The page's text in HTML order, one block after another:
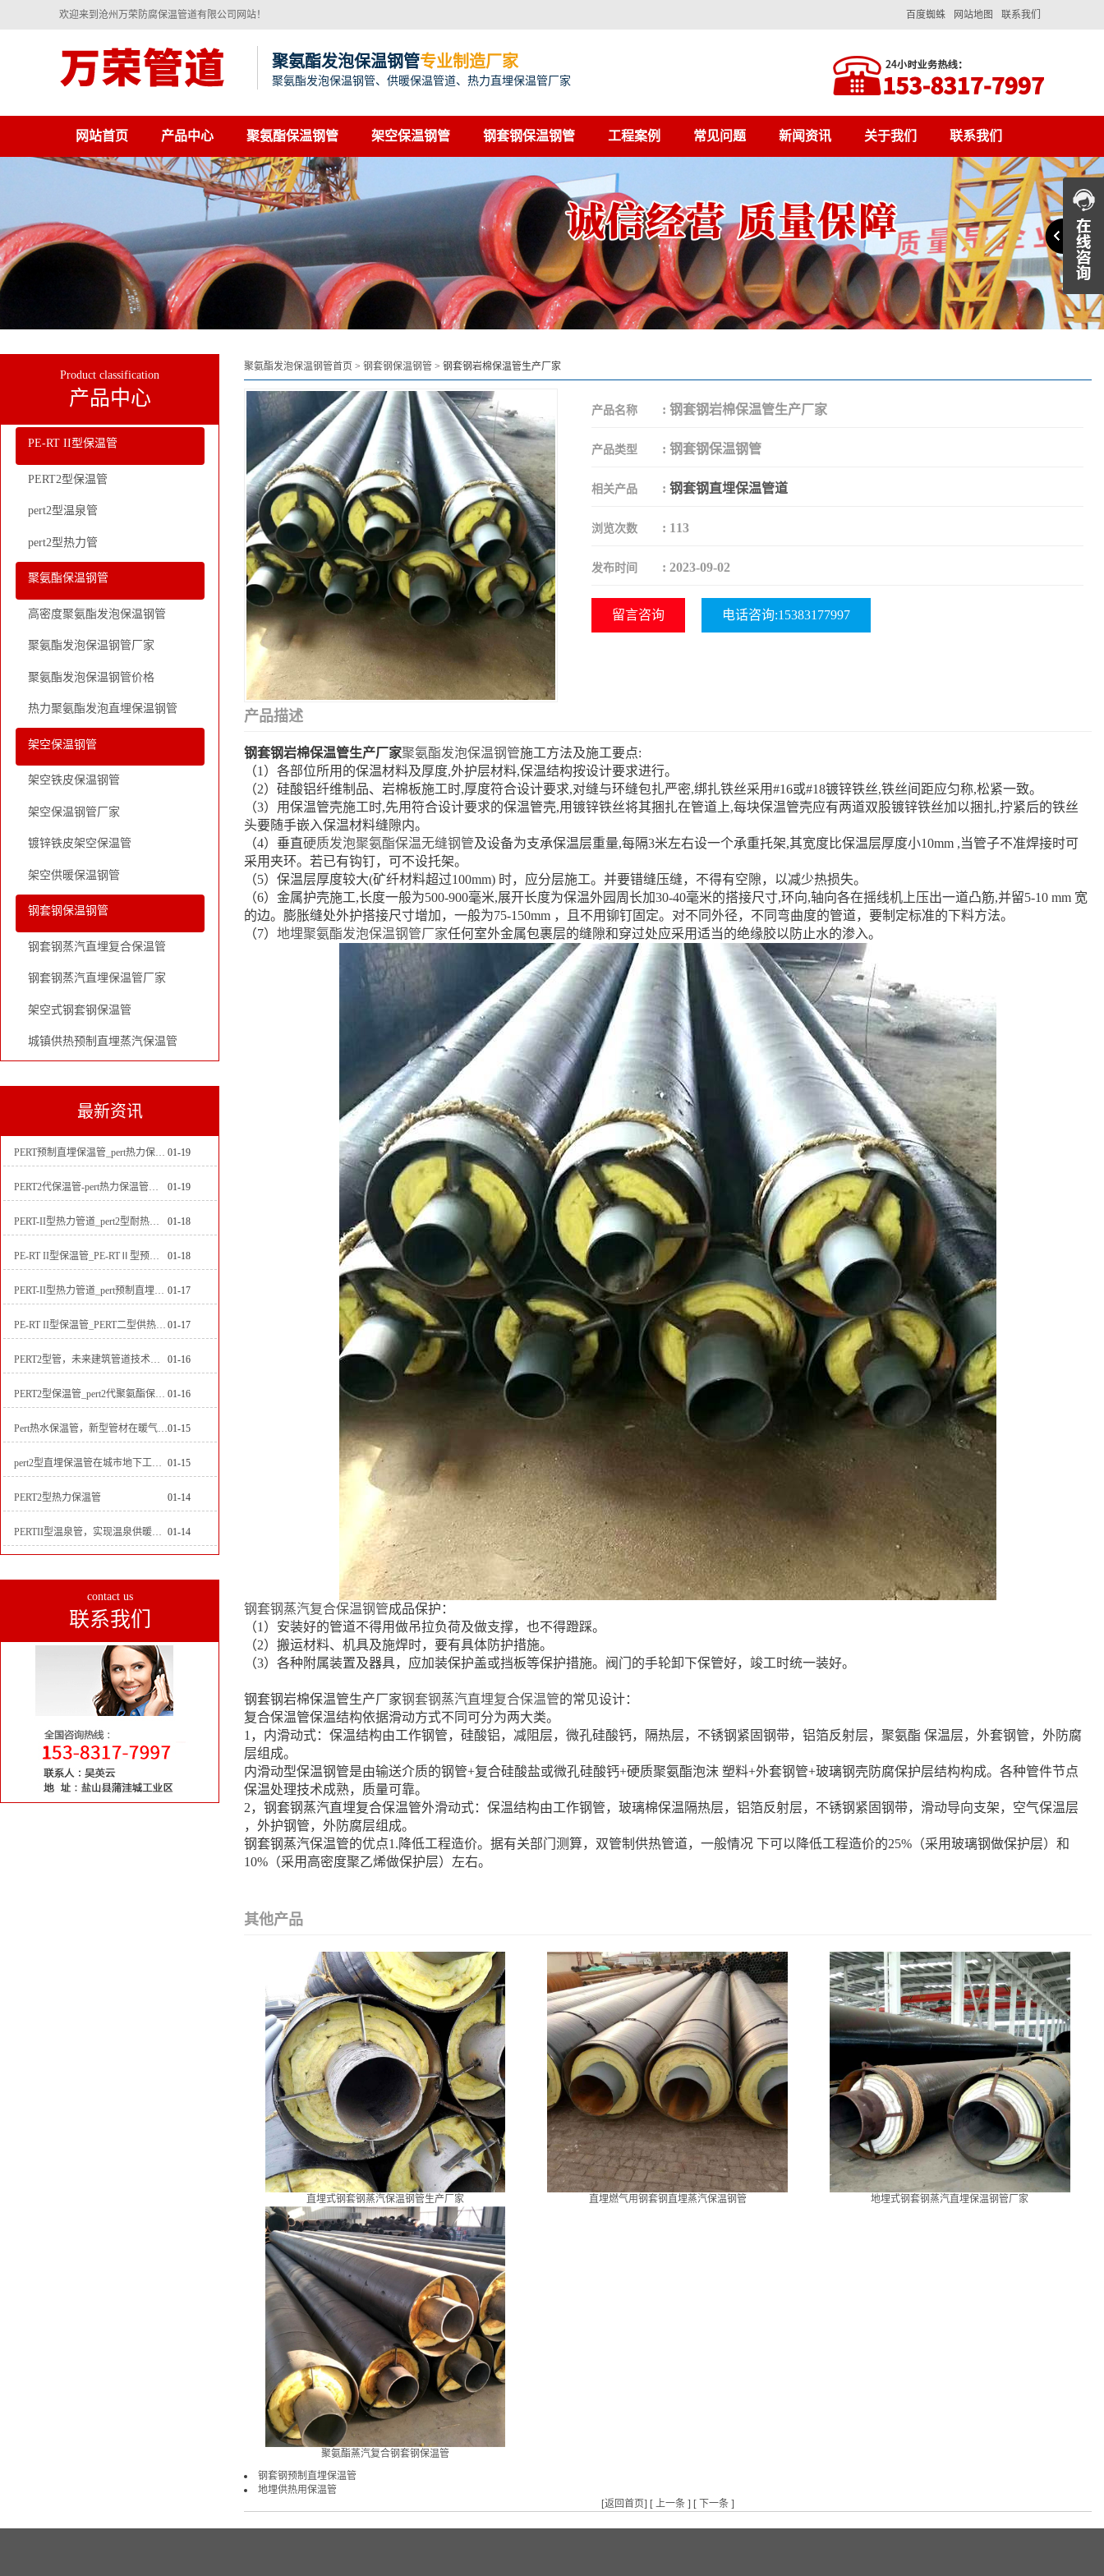
欢迎来到沧州万荣防腐保温管道有限公司网站！ 联系我们
网站地图
百度蜘蛛
聚氨酯发泡保温钢管专业制造厂家
聚氨酯发泡保温钢管、供暖保温管道、热力直埋保温管厂家
网站首页 产品中心 聚氨酯保温钢管 架空保温钢管 钢套钢保温钢管 工程案例 常见问题 新闻资讯 关于我们 联系我们
Product classification
产品中心
PE-RT II型保温管
PERT2型保温管
pert2型温泉管
pert2型热力管
聚氨酯保温钢管
高密度聚氨酯发泡保温钢管
聚氨酯发泡保温钢管厂家
聚氨酯发泡保温钢管价格
热力聚氨酯发泡直埋保温钢管
架空保温钢管
架空铁皮保温钢管
架空保温钢管厂家
镀锌铁皮架空保温管
架空供暖保温钢管
钢套钢保温钢管
钢套钢蒸汽直埋复合保温管
钢套钢蒸汽直埋保温管厂家
架空式钢套钢保温管
城镇供热预制直埋蒸汽保温管
最新资讯
PERT预制直埋保温管_pert热力保温管生产厂家 01-19
PERT2代保温管-pert热力保温管生产厂家 01-19
PERT-II型热力管道_pert2型耐热聚乙烯管_埋地pert二代保温管生产厂家 01-18
PE-RT II型保温管_PE-RTⅡ型预制直埋保温管_pert聚氨酯硬质保温管厂家 01-18
PERT-II型热力管道_pert预制直埋保温管生产厂家 01-17
PE-RT II型保温管_PERT二型供热管道_pert直埋保温管价格 01-17
PERT2型管，未来建筑管道技术的代表 01-16
PERT2型保温管_pert2代聚氨酯保温管道_排水供热pert二代保温管 01-16
Pert热水保温管，新型管材在暖气和热水系统中的应用01-15
pert2型直埋保温管在城市地下工程建设中的应用 01-15
PERT2型热力保温管 01-14
PERTII型温泉管，实现温泉供暖设备革新 01-14
contact us
联系我们
聚氨酯发泡保温钢管首页 > 钢套钢保温钢管 > 钢套钢岩棉保温管生产厂家
产品名称 : 钢套钢岩棉保温管生产厂家
产品类型 : 钢套钢保温钢管
相关产品 : 钢套钢直埋保温管道
浏览次数 : 113
发布时间 : 2023-09-02
留言咨询 电话咨询:15383177997
产品描述
钢套钢岩棉保温管生产厂家聚氨酯发泡保温钢管施工方法及施工要点:
（1）各部位所用的保温材料及厚度,外护层材料,保温结构按设计要求进行。
（2）硅酸铝纤维制品、岩棉板施工时,厚度符合设计要求,对缝与环缝包扎严密,绑扎铁丝采用#16或#18镀锌铁丝,铁丝间距应匀称,松紧一致。
（3）用保温管壳施工时,先用符合设计要求的保温管壳,用镀锌铁丝将其捆扎在管道上,每块保温管壳应有两道双股镀锌铁丝加以捆扎,拧紧后的铁丝
头要随手嵌入保温材料缝隙内。
（4）垂直硬质发泡聚氨酯保温无缝钢管及设备为支承保温层重量,每隔3米左右设一个承重托架,其宽度比保温层厚度小10mm ,当管子不准焊接时可
采用夹环。若已有钩钉，可不设托架。
（5）保温层厚度较大(矿纤材料超过100mm) 时，应分层施工。并要错缝压缝，不得有空隙，以减少热损失。
（6）金属护壳施工,长度一般为500-900毫米,展开长度为保温外园周长加30-40毫米的搭接尺寸,环向,轴向各在摇线机上压出一道凸筋,并留5-10 mm 宽
的边。膨胀缝处外护搭接尺寸增加，一般为75-150mm ，且不用铆钉固定。对不同外径，不同弯曲度的管道，要制定标准的下料方法。
（7）地埋聚氨酯发泡保温钢管厂家任何室外金属包裹层的缝隙和穿过处应采用适当的绝缘胶以防止水的渗入。
钢套钢蒸汽复合保温钢管成品保护：
（1）安装好的管道不得用做吊拉负荷及做支撑，也不得蹬踩。
（2）搬运材料、机具及施焊时，要有具体防护措施。
（3）各种附属装置及器具，应加装保护盖或挡板等保护措施。阀门的手轮卸下保管好，竣工时统一装好。
钢套钢岩棉保温管生产厂家钢套钢蒸汽直埋复合保温管的常见设计：
复合保温管保温结构依据滑动方式不同可分为两大类。
1，内滑动式：保温结构由工作钢管，硅酸铝，减阻层，微孔硅酸钙，隔热层，不锈钢紧固钢带，铝箔反射层，聚氨酯 保温层，外套钢管，外防腐
层组成。
内滑动型保温钢管是由输送介质的钢管+复合硅酸盐或微孔硅酸钙+硬质聚氨酯泡沫 塑料+外套钢管+玻璃钢壳防腐保护层结构构成。各种管件节点
保温处理技术成熟，质量可靠。
2，钢套钢蒸汽直埋复合保温管外滑动式：保温结构由工作钢管，玻璃棉保温隔热层，铝箔反射层，不锈钢紧固钢带，滑动导向支架，空气保温层
，外护钢管，外防腐层组成。
钢套钢蒸汽保温管的优点1.降低工程造价。据有关部门测算，双管制供热管道，一般情况 下可以降低工程造价的25%（采用玻璃钢做保护层）和
10%（采用高密度聚乙烯做保护层）左右。
其他产品
直埋式钢套钢蒸汽保温钢管生产厂家 直埋燃气用钢套钢直埋蒸汽保温钢管 地埋式钢套钢蒸汽直埋保温钢管厂家
聚氨酯蒸汽复合钢套钢保温管
钢套钢预制直埋保温管
地埋供热用保温管
[返回首页] [ 上一条 ] [下一条 ]